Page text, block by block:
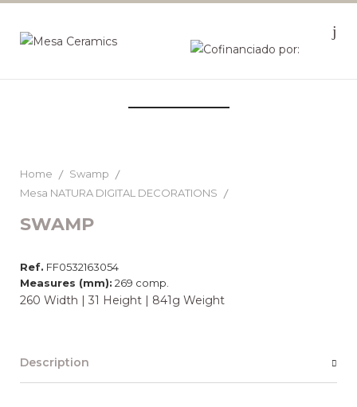
Home
Swamp
Mesa NATURA DIGITAL DECORATIONS
SWAMP
Ref. FF0532163054
Measures (mm): 269 comp.
260 Width | 31 Height | 841g Weight
Description